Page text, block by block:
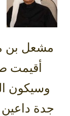
مشعل بن
أقيمت
وسيكون
جدة داعين